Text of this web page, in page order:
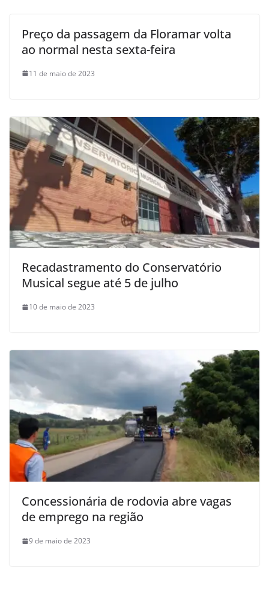
Preço da passagem da Floramar volta
ao normal nesta sexta-feira
11 de maio de 2023
Recadastramento do Conservatório
Musical segue até 5 de julho
10 de maio de 2023
Concessionária de rodovia abre vagas
de emprego na região
9 de maio de 2023